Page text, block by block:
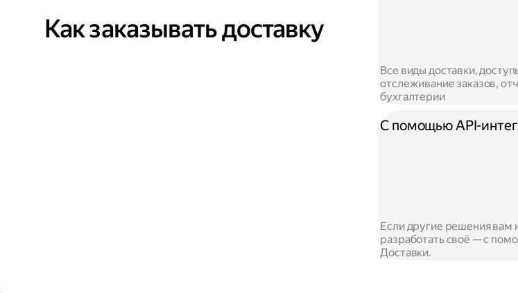
Как заказывать доставку
Все виды доставки,
отслеживание заказов,
бухгалтерии
С помощью API-
Если другие решения вам
разработать своё — с
Доставки.